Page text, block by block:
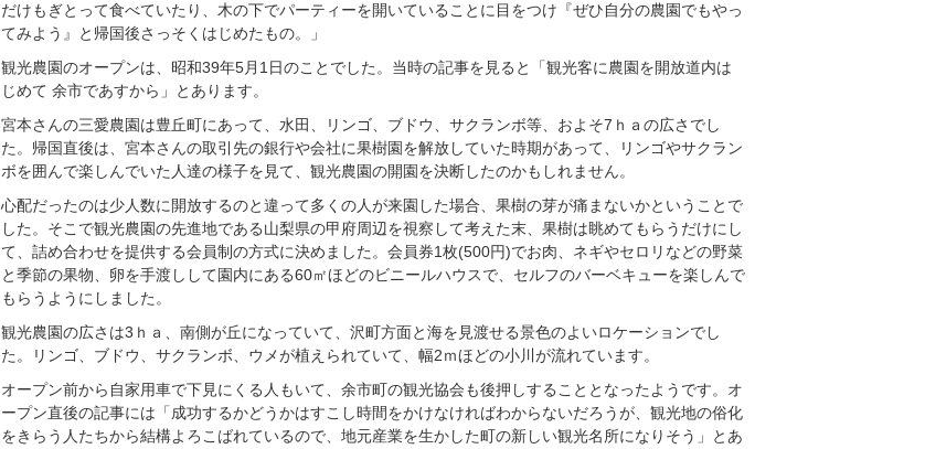
だけもぎとって食べていたり、木の下でパーティーを開いていることに目をつけ『ぜひ自分の農園でもやっ
てみよう』と帰国後さっそくはじめたもの。」
観光農園のオープンは、昭和39年5月1日のことでした。当時の記事を見ると「観光客に農園を開放道内は
じめて 余市であすから」とあります。
宮本さんの三愛農園は豊丘町にあって、水田、リンゴ、ブドウ、サクランボ等、およそ7ｈａの広さでし
た。帰国直後は、宮本さんの取引先の銀行や会社に果樹園を解放していた時期があって、リンゴやサクラン
ボを囲んで楽しんでいた人達の様子を見て、観光農園の開園を決断したのかもしれません。
心配だったのは少人数に開放するのと違って多くの人が来園した場合、果樹の芽が痛まないかということで
した。そこで観光農園の先進地である山梨県の甲府周辺を視察して考えた末、果樹は眺めてもらうだけにし
て、詰め合わせを提供する会員制の方式に決めました。会員券1枚(500円)でお肉、ネギやセロリなどの野菜
と季節の果物、卵を手渡しして園内にある60㎡ほどのビニールハウスで、セルフのバーベキューを楽しんで
もらうようにしました。
観光農園の広さは3ｈａ、南側が丘になっていて、沢町方面と海を見渡せる景色のよいロケーションでし
た。リンゴ、ブドウ、サクランボ、ウメが植えられていて、幅2ｍほどの小川が流れています。
オープン前から自家用車で下見にくる人もいて、余市町の観光協会も後押しすることとなったようです。オ
ープン直後の記事には「成功するかどうかはすこし時間をかけなければわからないだろうが、観光地の俗化
をきらう人たちから結構よろこばれているので、地元産業を生かした町の新しい観光名所になりそう」とあ